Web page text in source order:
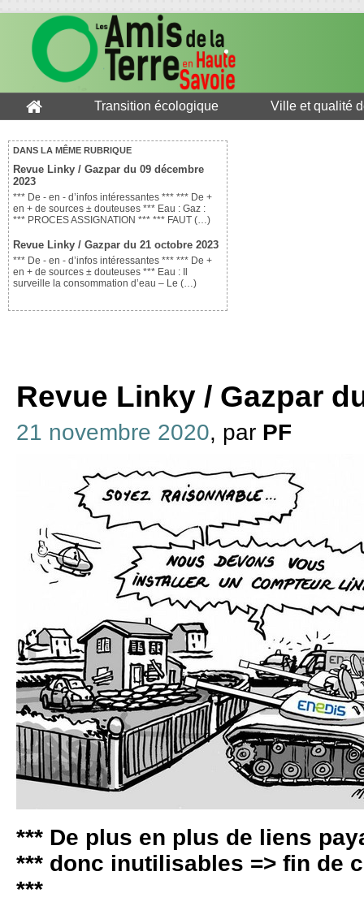
Transition écologique Ville et qualité
DANS LA MÊME RUBRIQUE
Revue Linky / Gazpar du 09 décembre
2023
*** De - en - d’infos intéressantes *** *** De +
en + de sources ± douteuses *** Eau : Gaz :
*** PROCES ASSIGNATION *** *** FAUT (…)
Revue Linky / Gazpar du 21 octobre 2023
*** De - en - d’infos intéressantes *** *** De +
en + de sources ± douteuses *** Eau : Il
surveille la consommation d’eau – Le (…)
Revue Linky / Gazpar
21 novembre 2020, par PF
*** De plus en plus de liens
*** donc inutilisables => fin de
***